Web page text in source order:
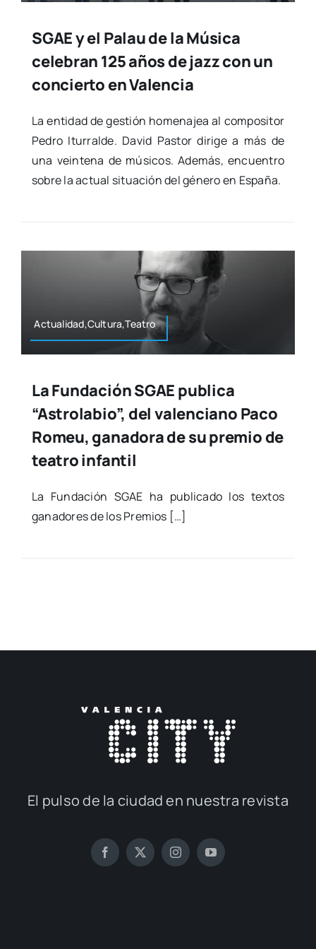
SGAE y el Palau de la Música
celebran 125 años de jazz con un
concierto en Valencia
La enti­dad de ges­tión home­na­jea al com­po­si­tor
Pedro Itu­rral­de. David Pas­tor diri­ge a más de
una vein­te­na de músi­cos. Ade­más, encuen­tro
sobre la actual situa­ción del géne­ro en Espa­ña.
Actualidad,Cultura,Teatro
La Fundación SGAE publica
“Astrolabio”, del valenciano Paco
Romeu, ganadora de su premio de
teatro infantil
La Fun­da­ción SGAE ha publi­ca­do los tex­tos
gana­do­res de los Pre­mios […]
El pul­so de la ciu­dad en nues­tra revis­ta